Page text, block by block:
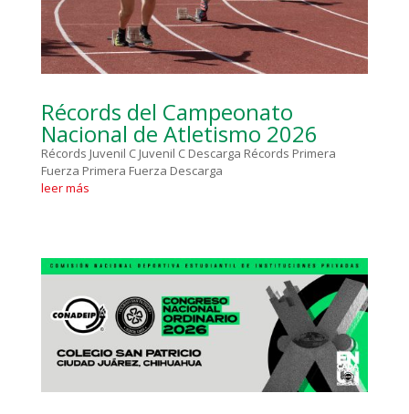
Récords del Campeonato
Nacional de Atletismo 2026
Récords Juvenil C Juvenil C Descarga Récords Primera
Fuerza Primera Fuerza Descarga
leer más